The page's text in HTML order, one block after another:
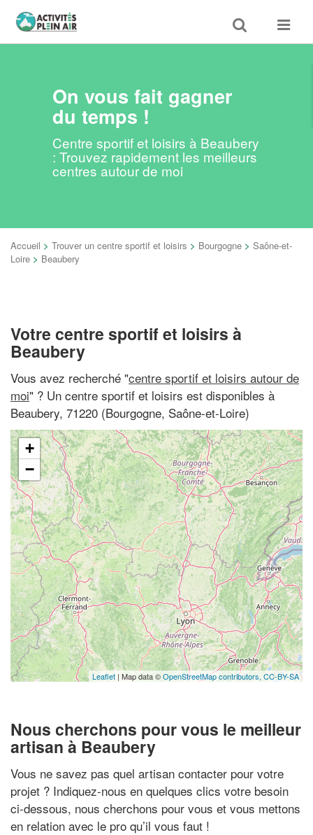
Toggle
search
Toggle
On vous fait gagner
du temps !
Centre sportif et loisirs à Beaubery
: Trouvez rapidement les meilleurs
centres autour de moi
Accueil > Trouver un centre sportif et loisirs > Bourgogne > Saône-et-
Loire > Beaubery
Votre centre sportif et loisirs à
Beaubery
Vous avez recherché "centre sportif et loisirs autour de
moi" ? Un centre sportif et loisirs est disponibles à
Beaubery, 71220 (Bourgogne, Saône-et-Loire)
+
−
Leaflet | Map data ©OpenStreetMap contributors, CC-BY-SA
Nous cherchons pour vous le meilleur
artisan à Beaubery
Vous ne savez pas quel artisan contacter pour votre
projet ? Indiquez-nous en quelques clics votre besoin
ci-dessous, nous cherchons pour vous et vous mettons
en relation avec le pro qu’il vous faut !